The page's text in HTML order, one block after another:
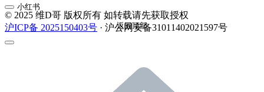
小红书
© 2025 维D哥 版权所有 如转载请先获取授权
沪ICP备 2025150403号 · 沪公网安备31011402021597号
返回顶部